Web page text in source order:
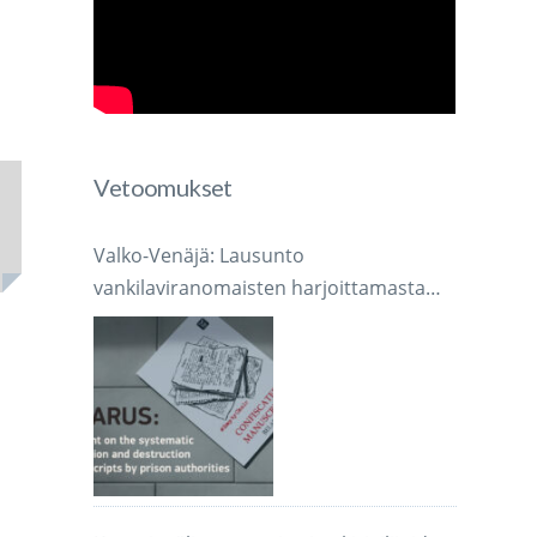
Vetoomukset
Valko-Venäjä: Lausunto
vankilaviranomaisten harjoittamasta
järjestelmällisestä käsikirjoitusten
takavarikoinnista ja tuhoamisesta